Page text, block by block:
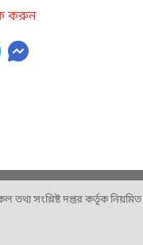
করুন
সংশ্লিষ্ট দপ্তর কর্তৃক নিয়মিত